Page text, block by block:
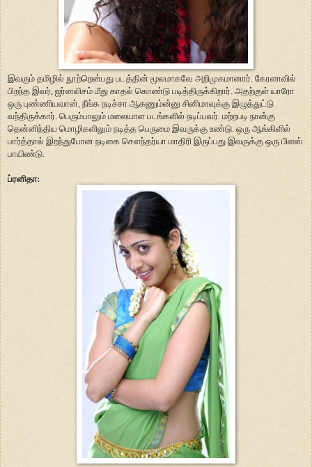
இவரும் தமிழில் நூற்றென்பது படத்தின் மூலமாகவே அறிமுகமானார். கேரளாவில்
பிறந்த இவர், ஜர்னலிசம் மீது காதல் கொண்டு படித்திருக்கிறார். அதற்குள் யாரோ
ஒரு புண்ணியவான், நீங்க நடிச்சா ஆகணும்ன்னு சினிமாவுக்கு இழுத்துட்டு
வந்திருக்கார். பெரும்பாலும் மலையாள படங்களில் நடிப்பவர். மற்றபடி நான்கு
தென்னிந்திய மொழிகளிலும் நடித்த பெருமை இவருக்கு உண்டு. ஒரு ஆங்கிளில்
பார்த்தால் இறந்துபோன நடிகை செளந்தர்யா மாதிரி இருப்பது இவருக்கு ஒரு பிளஸ்
பாயிண்டு.
ப்ரனிதா: